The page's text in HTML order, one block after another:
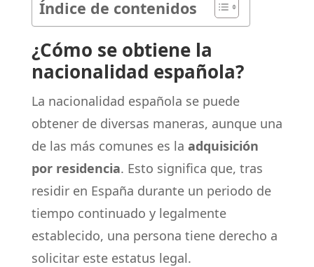
Índice de contenidos
¿Cómo se obtiene la
nacionalidad española?
La nacionalidad española se puede
obtener de diversas maneras, aunque una
de las más comunes es la adquisición
por residencia. Esto significa que, tras
residir en España durante un periodo de
tiempo continuado y legalmente
establecido, una persona tiene derecho a
solicitar este estatus legal.